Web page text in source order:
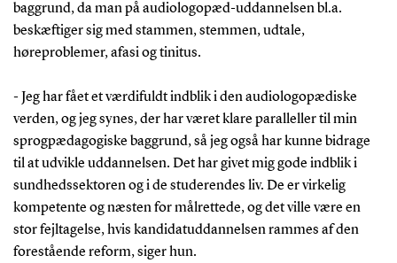
baggrund, da man på audiologopæd-uddannelsen bl.a.
beskæftiger sig med stammen, stemmen, udtale,
høreproblemer, afasi og tinitus.
- Jeg har fået et værdifuldt indblik i den audiologopædiske
verden, og jeg synes, der har været klare paralleller til min
sprogpædagogiske baggrund, så jeg også har kunne bidrage
til at udvikle uddannelsen. Det har givet mig gode indblik i
sundhedssektoren og i de studerendes liv. De er virkelig
kompetente og næsten for målrettede, og det ville være en
stor fejltagelse, hvis kandidatuddannelsen rammes af den
forestående reform, siger hun.